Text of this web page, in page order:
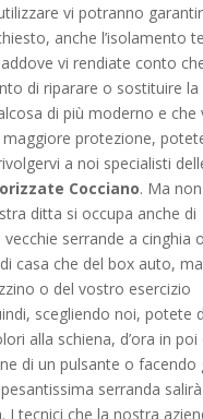
vi potranno
anche l’isolamento
vi rendiate conto
di riparare o sostituire la
di più moderno e che
maggiore protezione,
a noi specialisti
Cocciano. Ma
ditta si occupa anche di
serrande a cinghia
casa che del box auto,
o del vostro esercizio
scegliendo noi, potete
alla schiena, d’ora in poi
di un pulsante o facendo
serranda
I tecnici che la nostra